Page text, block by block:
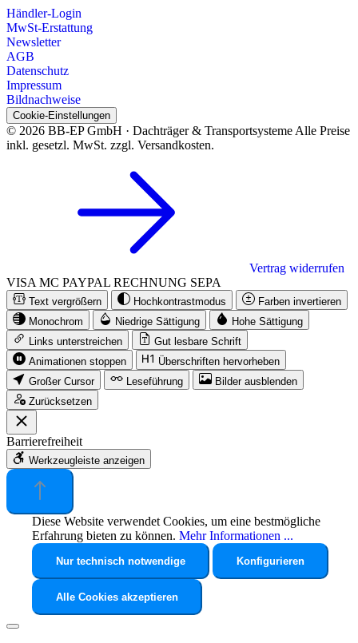
Händler-Login
MwSt-Erstattung
Newsletter
AGB
Datenschutz
Impressum
Bildnachweise
Cookie-Einstellungen
© 2026 BB-EP GmbH · Dachträger & Transportsysteme Alle Preise
inkl. gesetzl. MwSt. zzgl. Versandkosten.
Vertrag widerrufen
VISA MC PAYPAL RECHNUNG SEPA
Text vergrößern Hochkontrastmodus
Farben invertieren
Monochrom
Niedrige Sättigung
Hohe Sättigung
Links unterstreichen
Gut lesbare Schrift
Animationen stoppen
Überschriften hervorheben
Großer Cursor
Leseführung
Bilder ausblenden
Zurücksetzen
Barrierefreiheit
Werkzeugleiste anzeigen
Diese Website verwendet Cookies, um eine bestmögliche
Erfahrung bieten zu können. Mehr Informationen ...
Nur technisch notwendige Konfigurieren
Alle Cookies akzeptieren